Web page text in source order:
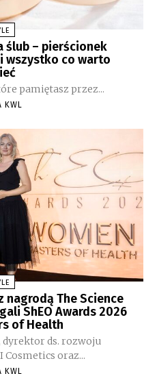
ślub – pierścionek
wszystko co warto
pamiętasz przez...
KWL
nagrodą The Science
ShEO Awards 2026
of Health
dyrektor ds. rozwoju
oraz...
KWL